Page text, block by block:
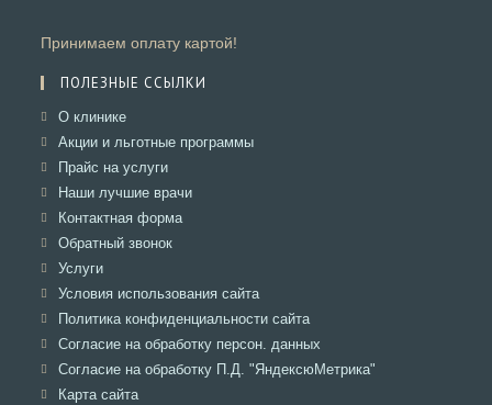
Принимаем оплату картой!
ПОЛЕЗНЫЕ ССЫЛКИ
О клиникеОткроется
в
вкладке
Акции и льготные программыОткроется
Прайс на услугиОткроется
в
вкладке
Наши лучшие врачиОткроется
Контактная формаОткроется
Обратный звонокОткроется
вкладке
УслугиОткроется
в
вкладке
Условия использования сайтаОткроется
в
вкладке
Политика конфиденциальности сайтаОткроется
в
новой
вкладке
Согласие на обработку персон. данных
в
Согласие на обработку П.Д. "ЯндексюМетрика"
Карта сайтаОткроется